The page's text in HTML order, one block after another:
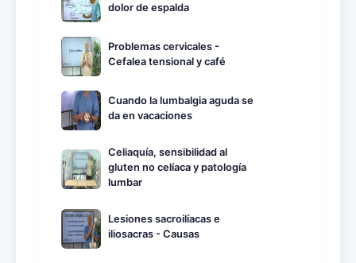
dolor de espalda
Problemas cervicales -
Cefalea tensional y café
Cuando la lumbalgia aguda se
da en vacaciones
Celiaquía, sensibilidad al
gluten no celíaca y patología
lumbar
Lesiones sacroilíacas e
iliosacras - Causas